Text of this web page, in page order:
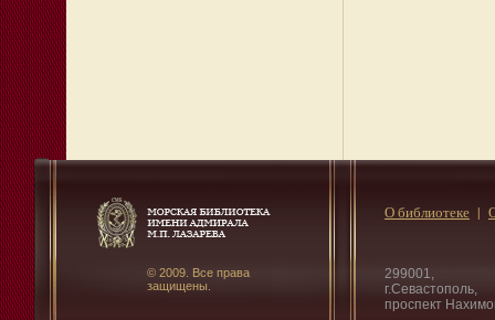
© 2009. Все права
защищены.
299001,
г.Севастополь,
проспект
О библиотеке